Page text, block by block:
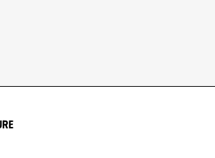
matériaux de haute qualité et des
Avec Bati pro couverture, vous
toiture qui combine sécurité,
et découvrez pourquoi nous